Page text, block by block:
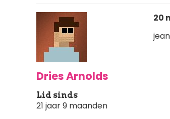
Dries Arnolds
Lid sinds
21 jaar 9 maanden
20